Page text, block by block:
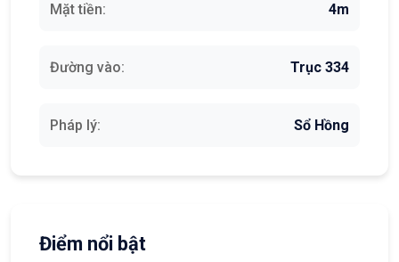
Mặt tiền: 4m
Đường vào: Trục 334
Pháp lý: Sổ Hồng
Điểm nổi bật